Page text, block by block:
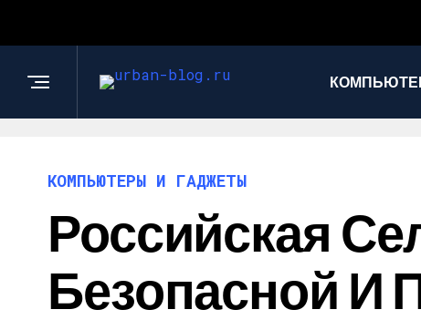
КОМПЬЮТЕРЫ И ГАДЖЕТЫ
Российская
Безопасной И